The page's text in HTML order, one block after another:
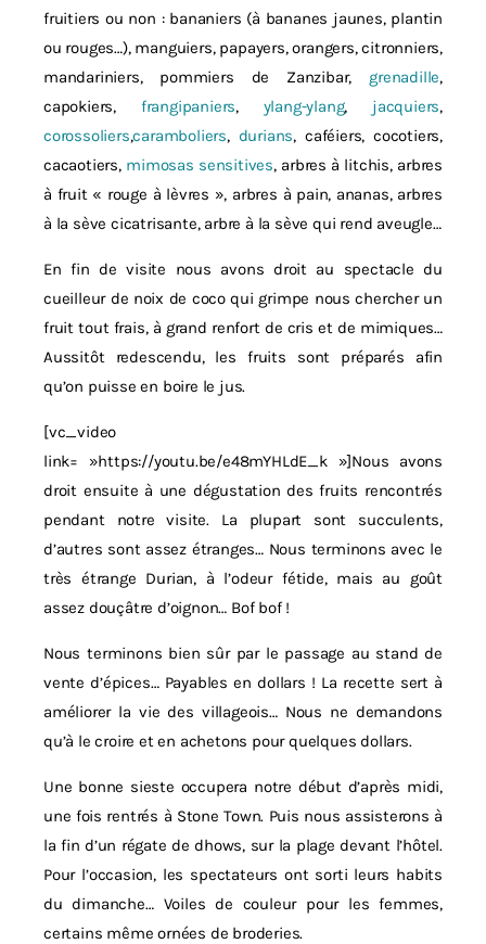
fruitiers ou non : bananiers (à bananes jaunes, plantin
ou rouges…), manguiers, papayers, orangers, citronniers,
mandariniers, pommiers de Zanzibar, grenadille,
capokiers, frangipaniers, ylang-ylang, jacquiers,
corossoliers,caramboliers, durians, caféiers, cocotiers,
cacaotiers, mimosas sensitives, arbres à litchis, arbres
à fruit « rouge à lèvres », arbres à pain, ananas, arbres
à la sève cicatrisante, arbre à la sève qui rend aveugle…
En fin de visite nous avons droit au spectacle du
cueilleur de noix de coco qui grimpe nous chercher un
fruit tout frais, à grand renfort de cris et de mimiques…
Aussitôt redescendu, les fruits sont préparés afin
qu’on puisse en boire le jus.
[vc_video
link= »https://youtu.be/e48mYHLdE_k »]Nous avons
droit ensuite à une dégustation des fruits rencontrés
pendant notre visite. La plupart sont succulents,
d’autres sont assez étranges… Nous terminons avec le
très étrange Durian, à l’odeur fétide, mais au goût
assez douçâtre d’oignon… Bof bof !
Nous terminons bien sûr par le passage au stand de
vente d’épices… Payables en dollars ! La recette sert à
améliorer la vie des villageois… Nous ne demandons
qu’à le croire et en achetons pour quelques dollars.
Une bonne sieste occupera notre début d’après midi,
une fois rentrés à Stone Town. Puis nous assisterons à
la fin d’un régate de dhows, sur la plage devant l’hôtel.
Pour l’occasion, les spectateurs ont sorti leurs habits
du dimanche… Voiles de couleur pour les femmes,
certains même ornées de broderies.